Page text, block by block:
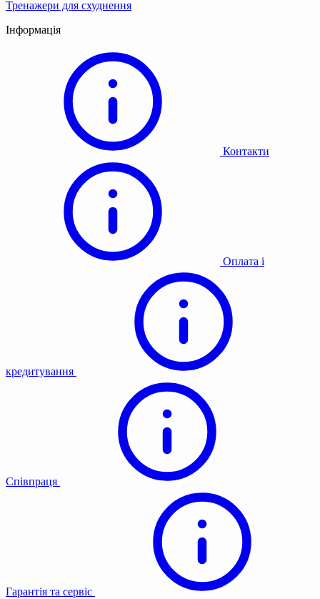
Тренажери для схуднення
Інформація
Контакти
Оплата і
кредитування
Співпраця
Гарантія та сервіс